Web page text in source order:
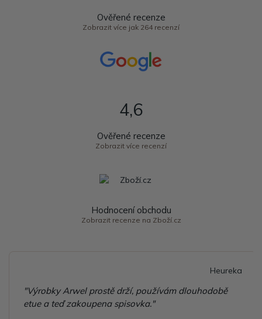
Ověřené recenze
Zobrazit více jak 264 recenzí
4,6
Ověřené recenze
Zobrazit více recenzí
Hodnocení obchodu
Zobrazit recenze na Zboží.cz
Heureka
"Výrobky Arwel prostě drží, používám dlouhodobě
etue a teď zakoupena spisovka."